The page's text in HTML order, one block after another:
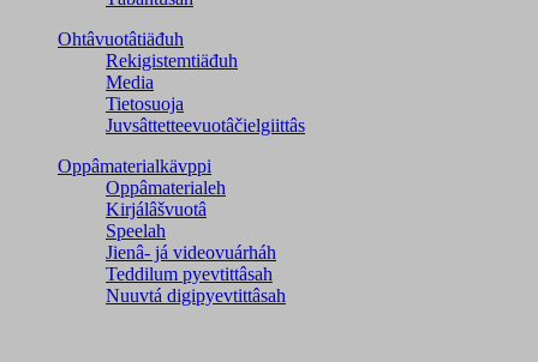
Ohtâvuotâtiäđuh
Rekigistemtiäđuh
Media
Tietosuoja
Juvsâttetteevuotâčielgiittâs
Oppâmaterialkävppi
Oppâmaterialeh
Kirjálâšvuotâ
Speelah
Jienâ- já videovuárháh
Teddilum pyevtittâsah
Nuuvtá digipyevtittâsah